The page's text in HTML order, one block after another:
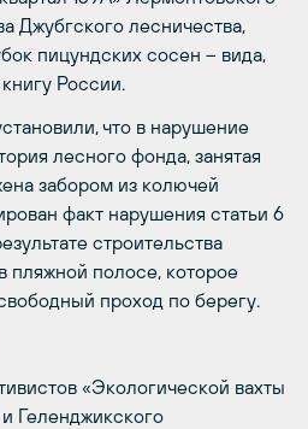
Джубгского лесничества,
пицундских сосен – вида,
России.
что в нарушение
лесного фонда, занятая
забором из колючей
факт нарушения статьи 6
строительства
пляжной полосе, которое
проход по берегу.
«Экологической вахты
Геленджикского